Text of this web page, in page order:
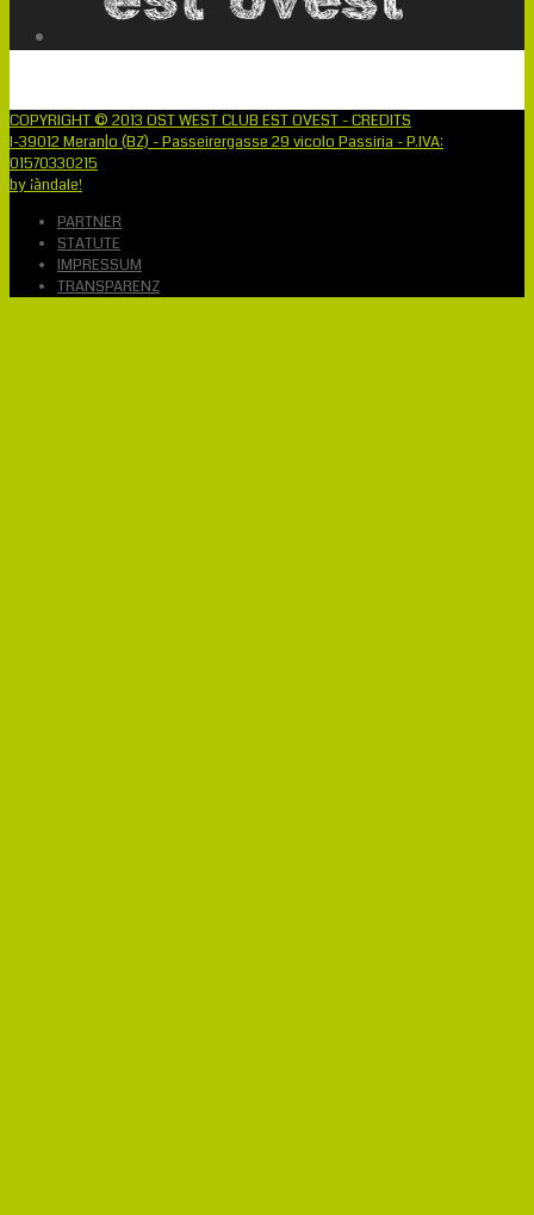
COPYRIGHT © 2013 OST WEST CLUB EST OVEST - CREDITS
I-39012 Meran|o (BZ) - Passeirergasse 29 vicolo Passiria - P.IVA:
01570330215
by ¡àndale!
PARTNER
STATUTE
IMPRESSUM
TRANSPARENZ